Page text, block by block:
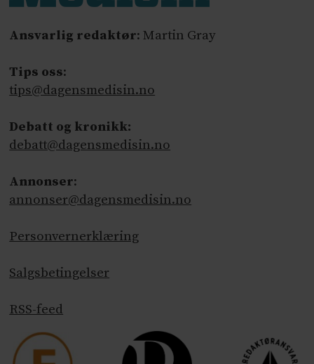
Ansvarlig redaktør: Martin Gray
Tips oss:
tips@dagensmedisin.no
Debatt og kronikk:
debatt@dagensmedisin.no
Annonser:
annonser@dagensmedisin.no
Personvernerklæring
Salgsbetingelser
RSS-feed